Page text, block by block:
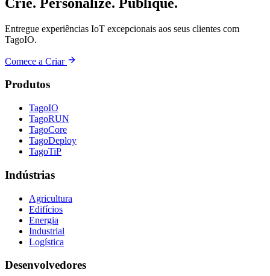
Entregue experiências IoT excepcionais aos seus clientes com
TagoIO.
Comece a Criar
Produtos
TagoIO
TagoRUN
TagoCore
TagoDeploy
TagoTiP
Indústrias
Agricultura
Edifícios
Energia
Industrial
Logística
Desenvolvedores